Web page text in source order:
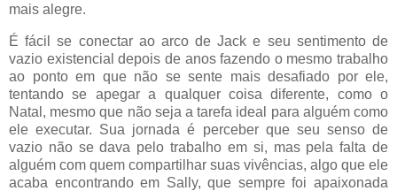
mais alegre.
É fácil se conectar ao arco de Jack e seu sentimento de
vazio existencial depois de anos fazendo o mesmo trabalho
ao ponto em que não se sente mais desafiado por ele,
tentando se apegar a qualquer coisa diferente, como o
Natal, mesmo que não seja a tarefa ideal para alguém como
ele executar. Sua jornada é perceber que seu senso de
vazio não se dava pelo trabalho em si, mas pela falta de
alguém com quem compartilhar suas vivências, algo que ele
acaba encontrando em Sally, que sempre foi apaixonada